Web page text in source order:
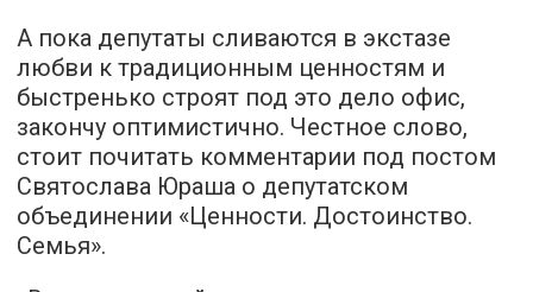
А пока депутаты сливаются в экстазе
любви к традиционным ценностям и
быстренько строят под это дело офис,
закончу оптимистично. Честное слово,
стоит почитать комментарии под постом
Святослава Юраша о депутатском
объединении «Ценности. Достоинство.
Семья».